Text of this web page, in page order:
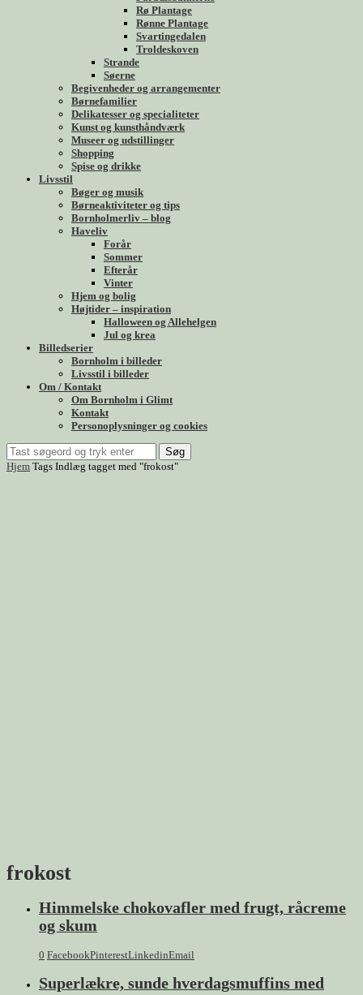
Rø Plantage
Rønne Plantage
Svartingedalen
Troldeskoven
Strande
Søerne
Begivenheder og arrangementer
Børnefamilier
Delikatesser og specialiteter
Kunst og kunsthåndværk
Museer og udstillinger
Shopping
Spise og drikke
Livsstil
Bøger og musik
Børneaktiviteter og tips
Bornholmerliv – blog
Haveliv
Forår
Sommer
Efterår
Vinter
Hjem og bolig
Højtider – inspiration
Halloween og Allehelgen
Jul og krea
Billedserier
Bornholm i billeder
Livsstil i billeder
Om / Kontakt
Om Bornholm i Glimt
Kontakt
Personoplysninger og cookies
Søg
Hjem Tags Indlæg tagget med "frokost"
frokost
Himmelske chokovafler med frugt, råcreme
og skum
0 FacebookPinterestLinkedinEmail
Superlækre, sunde hverdagsmuffins med